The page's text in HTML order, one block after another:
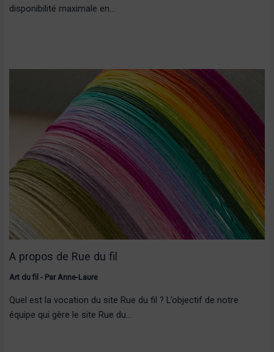
disponibilité maximale en…
A propos de Rue du fil
Art du fil - ParAnne-Laure
Quel est la vocation du site Rue du fil ? L’objectif de notre
équipe qui gère le site Rue du…